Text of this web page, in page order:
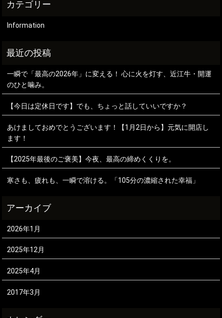
Information
一瞬で「最高の2026年」に変える！ 心に火を灯す、近江牛・開運
のひと噛み。
【今日は定休日です】でも、ちょっと話していいですか？
あけましておめでとうございます！【1月2日から】元気に開店し
ます！
【2025年最後のご褒美】今夜、最高の締めくくりを。
寒さも、疲れも、一瞬で溶ける。「105分の濃縮された幸福」
2026年1月
2025年12月
2025年4月
2017年3月